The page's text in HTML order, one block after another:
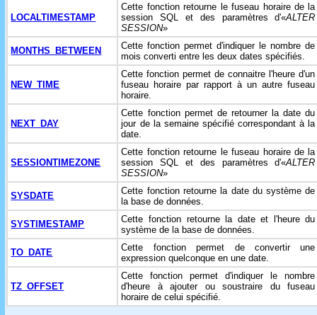
LOCALTIMESTAMP
Cette fonction retourne le fuseau horaire de la
session SQL et des paramètres d'«ALTER
SESSION»
MONTHS_BETWEEN
Cette fonction permet d'indiquer le nombre de
mois converti entre les deux dates spécifiés.
NEW_TIME
Cette fonction permet de connaitre l'heure d'un
fuseau horaire par rapport à un autre fuseau
horaire.
NEXT_DAY
Cette fonction permet de retourner la date du
jour de la semaine spécifié correspondant à la
date.
SESSIONTIMEZONE
Cette fonction retourne le fuseau horaire de la
session SQL et des paramètres d'«ALTER
SESSION»
SYSDATE
Cette fonction retourne la date du système de
la base de données.
SYSTIMESTAMP
Cette fonction retourne la date et l'heure du
système de la base de données.
TO_DATE
Cette fonction permet de convertir une
expression quelconque en une date.
TZ_OFFSET
Cette fonction permet d'indiquer le nombre
d'heure à ajouter ou soustraire du fuseau
horaire de celui spécifié.